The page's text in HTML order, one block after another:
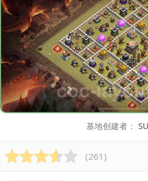
基地创建者：
(261 )